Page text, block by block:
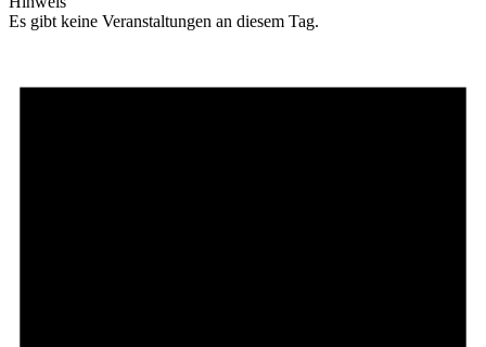
Es gibt keine Veranstaltungen an diesem Tag.